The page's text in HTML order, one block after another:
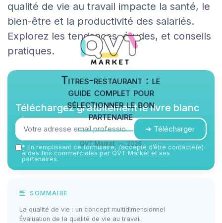
qualité de vie au travail impacte la santé, le
bien-être et la productivité des salariés.
Explorez les tendances, études, et conseils
pratiques.
Titres-restaurant : le
guide complet pour
sélectionner le bon
partenaire
QVT Market — 2026
Téléchargez gratuitement le livre blanc
➔ Télécharger
* En remplissant ce formulaire, j’accepte d’être contacté(e)
à des fins commerciales par QVT Market et ses
partenaires.
SOMMAIRE
La qualité de vie : un concept multidimensionnel
Évaluation de la qualité de vie au travail